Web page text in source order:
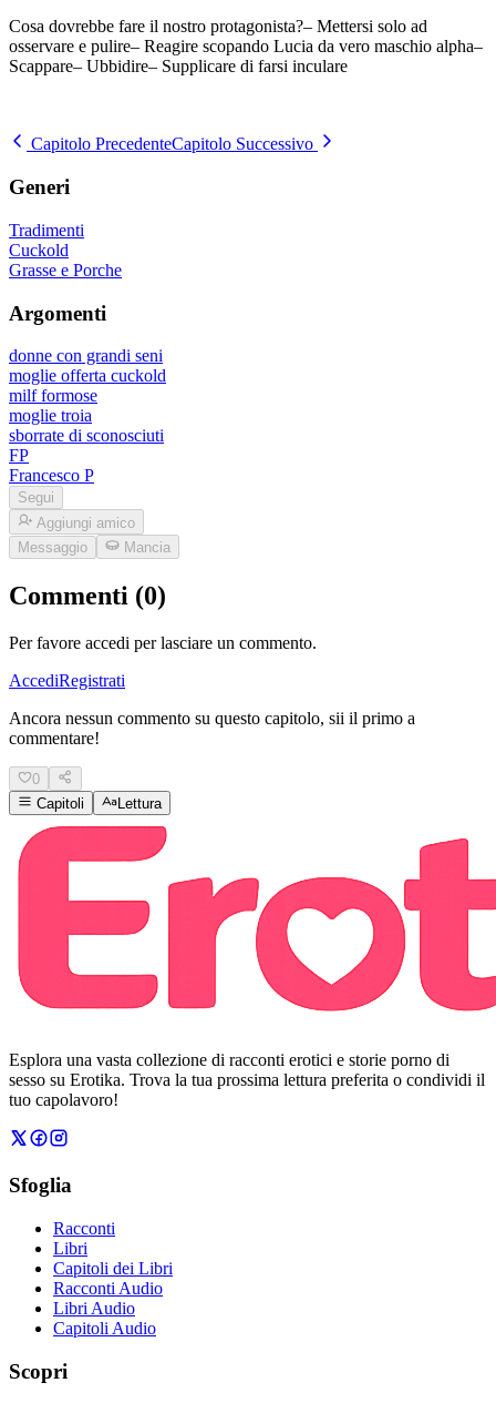
Cosa dovrebbe fare il nostro protagonista?– Mettersi solo ad
osservare e pulire– Reagire scopando Lucia da vero maschio alpha–
Scappare– Ubbidire– Supplicare di farsi inculare
Capitolo PrecedenteCapitolo Successivo
Generi
Tradimenti
Cuckold
Grasse e Porche
Argomenti
donne con grandi seni
moglie offerta cuckold
milf formose
moglie troia
sborrate di sconosciuti
FP
Francesco P
Segui
Aggiungi amico
Messaggio
Mancia
Commenti (0)
Per favore accedi per lasciare un commento.
AccediRegistrati
Ancora nessun commento su questo capitolo, sii il primo a
commentare!
0
Capitoli
Lettura
Esplora una vasta collezione di racconti erotici e storie porno di
sesso su Erotika. Trova la tua prossima lettura preferita o condividi il
tuo capolavoro!
Sfoglia
Racconti
Libri
Capitoli dei Libri
Racconti Audio
Libri Audio
Capitoli Audio
Scopri